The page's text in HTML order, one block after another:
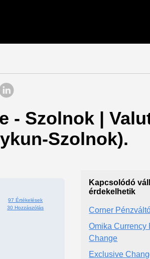
- Szolnok |
Szolnok).
97 Értékelések
30 Hozzászólás
Kapcsolódó
érdekelhetik
Corner
Omika Currency
Change
Exclusive